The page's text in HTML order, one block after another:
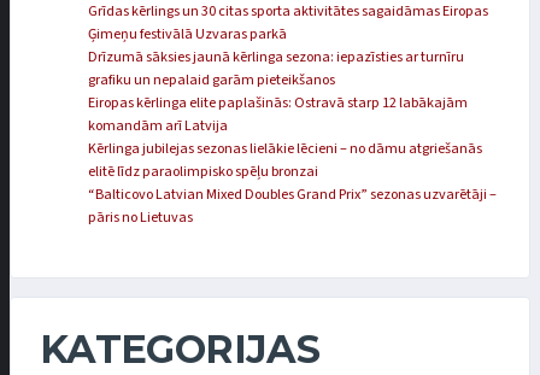
Grīdas kērlings un 30 citas sporta aktivitātes sagaidāmas Eiropas
Ģimeņu festivālā Uzvaras parkā
Drīzumā sāksies jaunā kērlinga sezona: iepazīsties ar turnīru
grafiku un nepalaid garām pieteikšanos
Eiropas kērlinga elite paplašinās: Ostravā starp 12 labākajām
komandām arī Latvija
Kērlinga jubilejas sezonas lielākie lēcieni – no dāmu atgriešanās
elitē līdz paraolimpisko spēļu bronzai
“Balticovo Latvian Mixed Doubles Grand Prix” sezonas uzvarētāji –
pāris no Lietuvas
KATEGORIJAS